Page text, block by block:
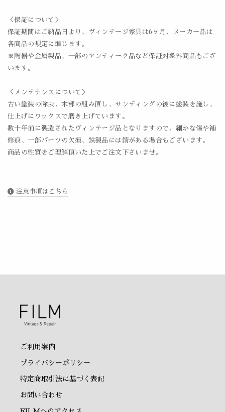
＜保証について＞
保証期間はご納品日より、ヴィンテージ家具は6ヶ月、メーカー品は
各商品の規定に準じます。
※陶器や金属製品、一部のアンティーク品など保証対象外商品もござ
います。
＜メンテナンスについて＞
古い塗装の除去、木部の組み直し、サンディングの後に塗装を施し、
仕上げにワックスで磨き上げています。
数十年前に製造されたヴィンテージ品となりますので、細かな傷や補
修痕、一部パーツの欠損、鉄製品には錆がある場合もございます。
商品の性質をご理解頂いた上でご注文下さいませ。
注意事項はこちら
ご利用案内
プライバシーポリシー
特定商取引法に基づく表記
お問い合わせ